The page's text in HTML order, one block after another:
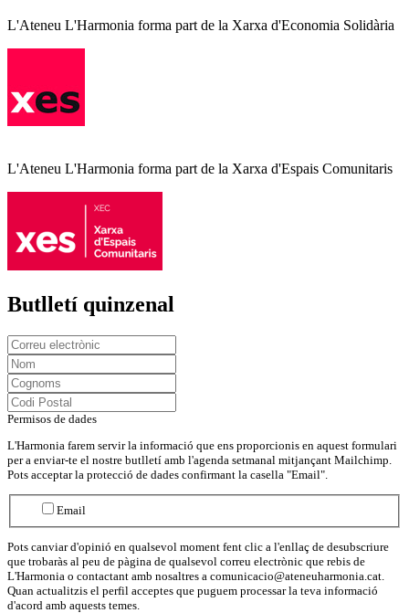
L'Ateneu L'Harmonia forma part de la Xarxa d'Economia Solidària
L'Ateneu L'Harmonia forma part de la Xarxa d'Espais Comunitaris
Butlletí quinzenal
Permisos de dades
L'Harmonia farem servir la informació que ens proporcionis en aquest formulari
per a enviar-te el nostre butlletí amb l'agenda setmanal mitjançant Mailchimp.
Pots acceptar la protecció de dades confirmant la casella "Email".
Email
Pots canviar d'opinió en qualsevol moment fent clic a l'enllaç de desubscriure
que trobaràs al peu de pàgina de qualsevol correu electrònic que rebis de
L'Harmonia o contactant amb nosaltres a comunicacio@ateneuharmonia.cat.
Quan actualitzis el perfil acceptes que puguem processar la teva informació
d'acord amb aquests temes.